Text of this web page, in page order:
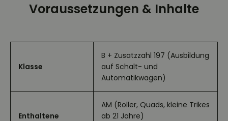
Voraussetzungen & Inhalte
Klasse
B + Zusatzzahl 197 (Ausbildung
auf Schalt- und
Automatikwagen)
Enthaltene
AM (Roller, Quads, kleine Trikes
ab 21 Jahre)